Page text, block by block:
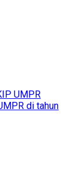
UMPR
di tahun